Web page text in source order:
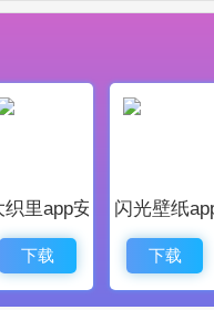
事件、最近的环境事
是你最喜欢的，手指，
法收集首选项和相关文章
良好优质的服务，让
好，最舒适的体验。
访问公司的环境信息
版
织里app安卓版
下载
闪光壁纸
下载